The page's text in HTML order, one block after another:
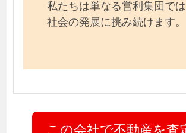
私たちは単なる営利集団では
社会の発展に挑み続けます。